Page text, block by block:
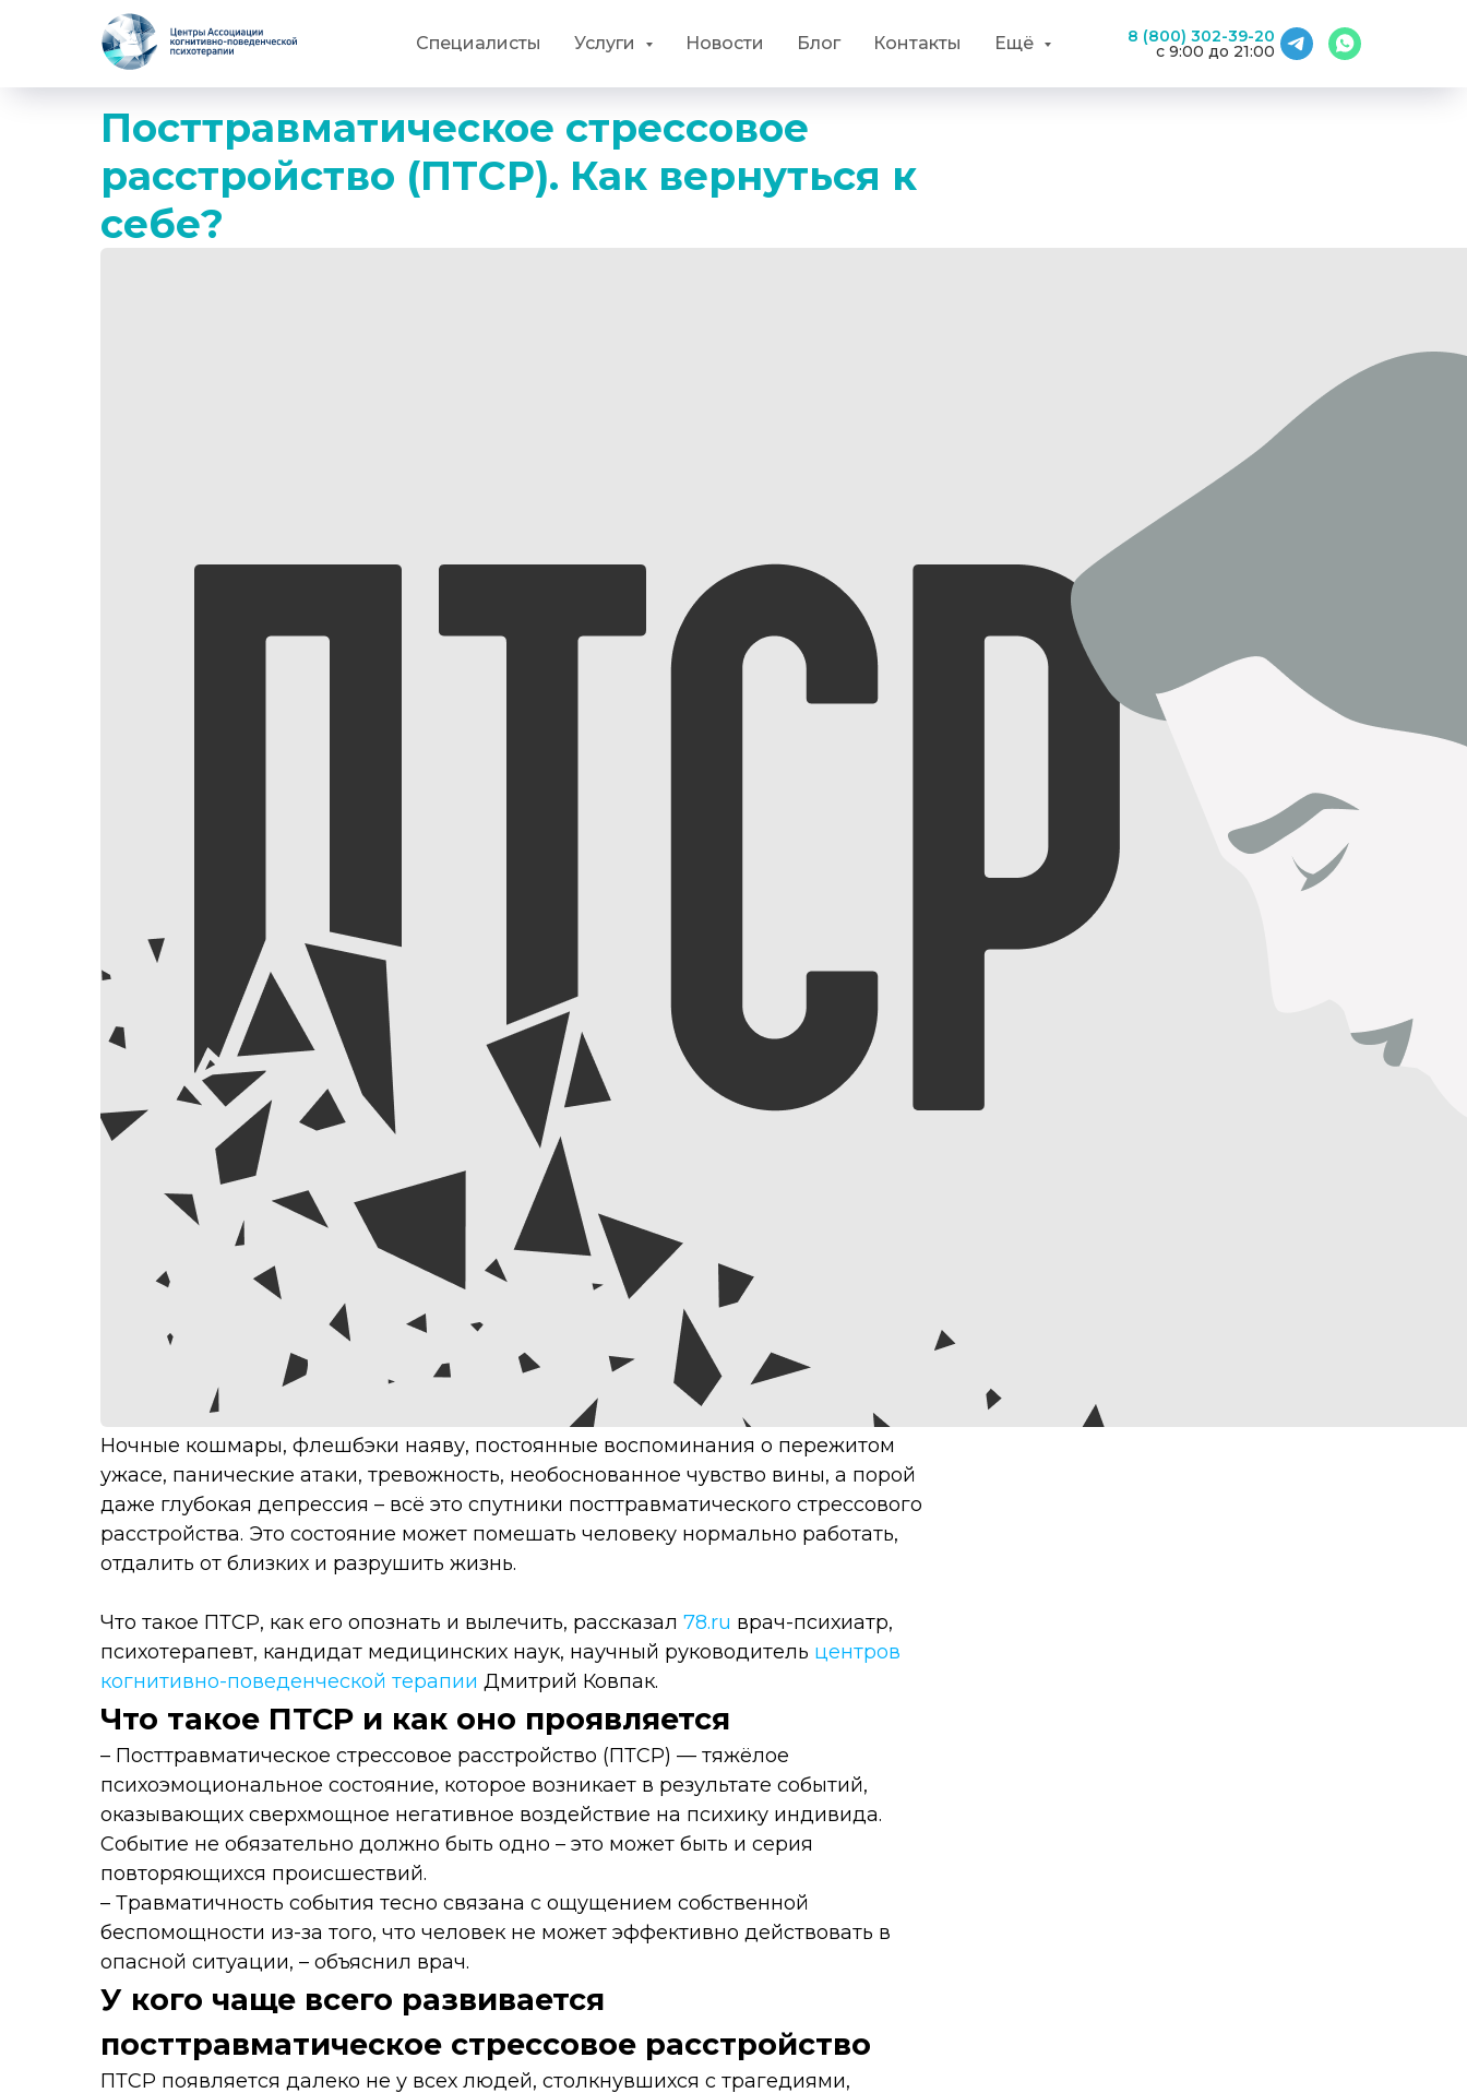
Специалисты Услуги Новости Блог Контакты Ещё 8 (800) 302-39-20
с 9:00 до 21:00
Посттравматическое стрессовое
расстройство (ПТСР). Как вернуться к
себе?
Ночные кошмары, флешбэки наяву, постоянные воспоминания о пережитом
ужасе, панические атаки, тревожность, необоснованное чувство вины, а порой
даже глубокая депрессия – всё это спутники посттравматического стрессового
расстройства. Это состояние может помешать человеку нормально работать,
отдалить от близких и разрушить жизнь.
Что такое ПТСР, как его опознать и вылечить, рассказал 78.ru врач-психиатр,
психотерапевт, кандидат медицинских наук, научный руководитель центров
когнитивно-поведенческой терапии Дмитрий Ковпак.
Что такое ПТСР и как оно проявляется
– Посттравматическое стрессовое расстройство (ПТСР) — тяжёлое
психоэмоциональное состояние, которое возникает в результате событий,
оказывающих сверхмощное негативное воздействие на психику индивида.
Событие не обязательно должно быть одно – это может быть и серия
повторяющихся происшествий.
– Травматичность события тесно связана с ощущением собственной
беспомощности из-за того, что человек не может эффективно действовать в
опасной ситуации, – объяснил врач.
У кого чаще всего развивается
посттравматическое стрессовое расстройство
ПТСР появляется далеко не у всех людей, столкнувшихся с трагедиями,